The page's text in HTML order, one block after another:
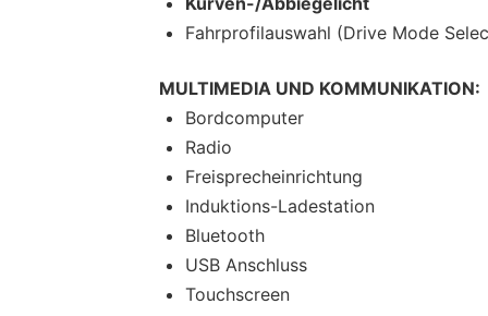
Fahrprofilauswahl (Drive Mode
MULTIMEDIA UND KOMMUNIKATION:
Bordcomputer
Radio
Freisprecheinrichtung
Induktions-Ladestation
Bluetooth
USB Anschluss
Touchscreen